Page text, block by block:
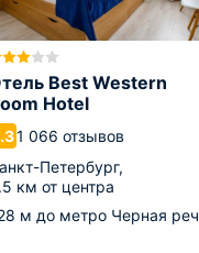
Best Western
Hotel
1 066 отзывов
Петербург,
км от центра
м до метро Черная